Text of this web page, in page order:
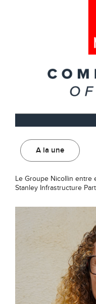
A la une
Le Groupe Nicollin entre
Stanley Infrastructure